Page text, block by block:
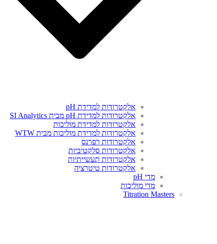
אלקטרודות למדידת pH
אלקטרודות למדידת pH מבית SI Analytics
אלקטרודות למדידת מוליכות
אלקטרודות למדידת מוליכות מבית WTW
אלקטרודות רפרנס
אלקטרודות סלקטיביות
אלקטרודות תעשייתיות
אלקטרודות טיטרציה
מדי pH
מדי מוליכות
Titration Masters